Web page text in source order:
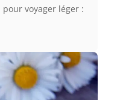
voyager léger :